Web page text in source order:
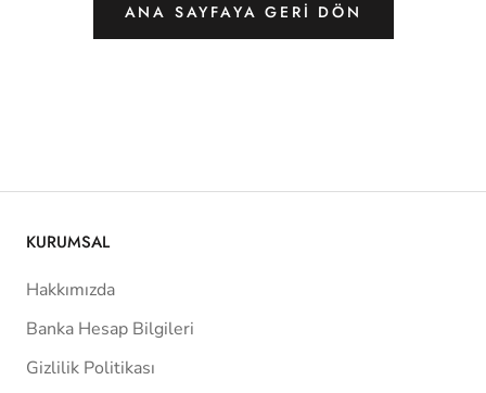
ANA SAYFAYA GERI DÖN
KURUMSAL
Hakkımızda
Banka Hesap Bilgileri
Gizlilik Politikası